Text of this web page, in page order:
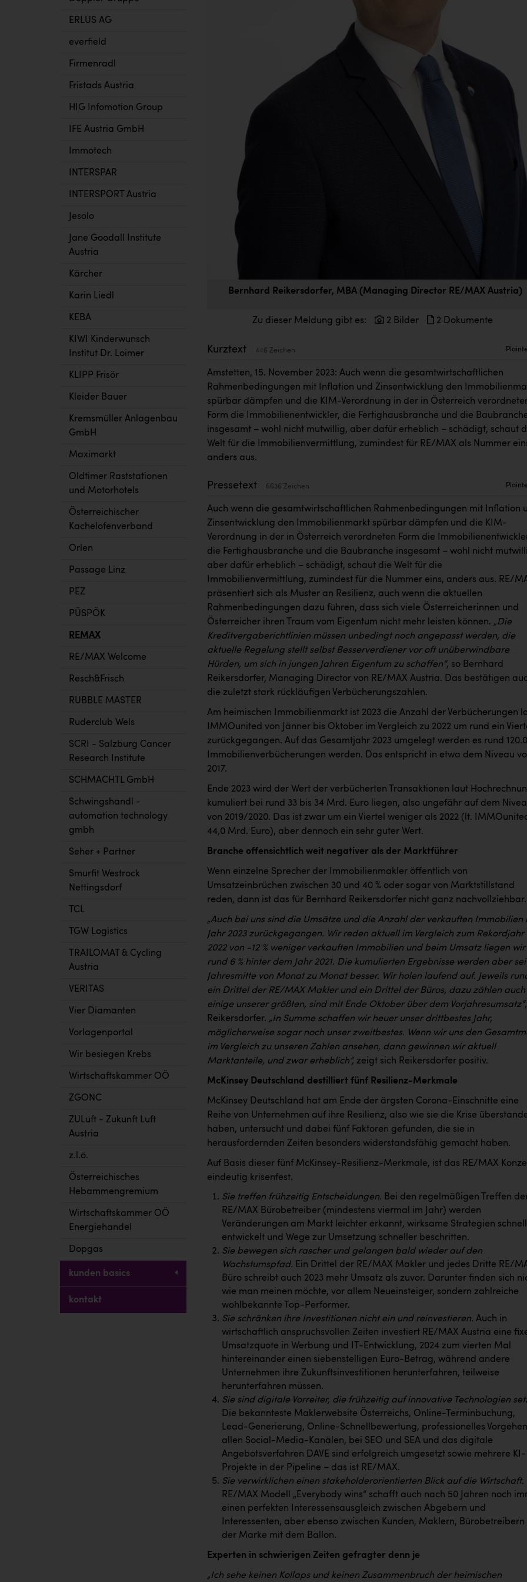
ERLUS AG
everfield
Firmenradl
Fristads Austria
HIG Infomotion Group
IFE Austria GmbH
Immotech
INTERSPAR
INTERSPORT Austria
Jesolo
Jane Goodall Institute
Austria
Kärcher
Karin Liedl
KEBA
KIWI Kinderwunsch
Institut Dr. Loimer
KLIPP Frisör
Kleider Bauer
Kremsmüller Anlagenbau
GmbH
Maximarkt
Oldtimer Raststationen
und Motorhotels
Österreichischer
Kachelofenverband
Orlen
Passage Linz
PEZ
PÜSPÖK
REMAX
RE/MAX Welcome
Resch&Frisch
RUBBLE MASTER
Ruderclub Wels
SCRI - Salzburg Cancer
Research Institute
SCHMACHTL GmbH
Schwingshandl -
automation technology
gmbh
Seher + Partner
Smurfit Westrock
Nettingsdorf
TCL
TGW Logistics
TRAILOMAT & Cycling
Austria
VERITAS
Vier Diamanten
Vorlagenportal
Wir besiegen Krebs
Wirtschaftskammer OÖ
ZGONC
ZULuft - Zukunft Luft
Austria
z.l.ö.
Österreichisches
Hebammengremium
Wirtschaftskammer OÖ
Energiehandel
Dopgas
kunden basics
kontakt
Bernhard Reikersdorfer, MBA (Managing Director RE/MAX Austria)
Zu dieser Meldung gibt es: 2 Bilder 2 Dokumente
Kurztext 446 Zeichen
Amstetten, 15. November 2023: Auch wenn die gesamtwirtschaftlichen
Rahmenbedingungen mit Inflation und Zinsentwicklung den
spürbar dämpfen und die KIM-Verordnung in der in Österreich
Form die Immobilienentwickler, die Fertighausbranche und die
insgesamt – wohl nicht mutwillig, aber dafür erheblich – schädigt, schaut
Welt für die Immobilienvermittlung, zumindest für RE/MAX als Nummer
anders aus.
Pressetext 6636 Zeichen
Auch wenn die gesamtwirtschaftlichen Rahmenbedingungen mit Inflation
Zinsentwicklung den Immobilienmarkt spürbar dämpfen und die KIM-
Verordnung in der in Österreich verordneten Form die
die Fertighausbranche und die Baubranche insgesamt – wohl nicht
aber dafür erheblich – schädigt, schaut die Welt für die
Immobilienvermittlung, zumindest für die Nummer eins, anders aus. RE/
präsentiert sich als Muster an Resilienz, auch wenn die aktuellen
Rahmenbedingungen dazu führen, dass sich viele Österreicherinnen und
Österreicher ihren Traum vom Eigentum nicht mehr leisten können. „Die
Kreditvergaberichtlinien müssen unbedingt noch angepasst werden, die
aktuelle Regelung stellt selbst Besserverdiener vor oft unüberwindbare
Hürden, um sich in jungen Jahren Eigentum zu schaffen“, so Bernhard
Reikersdorfer, Managing Director von RE/MAX Austria. Das bestätigen
die zuletzt stark rückläufigen Verbücherungszahlen.
Am heimischen Immobilienmarkt ist 2023 die Anzahl der Verbücherungen
IMMOunited von Jänner bis Oktober im Vergleich zu 2022 um rund ein
zurückgegangen. Auf das Gesamtjahr 2023 umgelegt werden es rund
Immobilienverbücherungen werden. Das entspricht in etwa dem Niveau
2017.
Ende 2023 wird der Wert der verbücherten Transaktionen laut
kumuliert bei rund 33 bis 34 Mrd. Euro liegen, also ungefähr auf dem
von 2019/2020. Das ist zwar um ein Viertel weniger als 2022 (lt.
44,0 Mrd. Euro), aber dennoch ein sehr guter Wert.
Branche offensichtlich weit negativer als der Marktführer
Wenn einzelne Sprecher der Immobilienmakler öffentlich von
Umsatzeinbrüchen zwischen 30 und 40 % oder sogar von Marktstillstand
reden, dann ist das für Bernhard Reikersdorfer nicht ganz nachvollziehbar.
„Auch bei uns sind die Umsätze und die Anzahl der verkauften Immobilien
Jahr 2023 zurückgegangen. Wir reden aktuell im Vergleich zum Rekordjahr
2022 von -12 % weniger verkauften Immobilien und beim Umsatz liegen wir
rund 6 % hinter dem Jahr 2021. Die kumulierten Ergebnisse werden aber
Jahresmitte von Monat zu Monat besser. Wir holen laufend auf. Jeweils
ein Drittel der RE/MAX Makler und ein Drittel der Büros, dazu zählen auch
einige unserer größten, sind mit Ende Oktober über dem Vorjahresumsatz“
Reikersdorfer. „In Summe schaffen wir heuer unser drittbestes Jahr,
möglicherweise sogar noch unser zweitbestes. Wenn wir uns den
im Vergleich zu unseren Zahlen ansehen, dann gewinnen wir aktuell
Marktanteile, und zwar erheblich“, zeigt sich Reikersdorfer positiv.
McKinsey Deutschland destilliert fünf Resilienz-Merkmale
McKinsey Deutschland hat am Ende der ärgsten Corona-Einschnitte eine
Reihe von Unternehmen auf ihre Resilienz, also wie sie die Krise
haben, untersucht und dabei fünf Faktoren gefunden, die sie in
herausfordernden Zeiten besonders widerstandsfähig gemacht haben.
Auf Basis dieser fünf McKinsey-Resilienz-Merkmale, ist das RE/MAX
eindeutig krisenfest.
Sie treffen frühzeitig Entscheidungen. Bei den regelmäßigen Treffen
RE/MAX Bürobetreiber (mindestens viermal im Jahr) werden
Veränderungen am Markt leichter erkannt, wirksame Strategien
entwickelt und Wege zur Umsetzung schneller beschritten.
Sie bewegen sich rascher und gelangen bald wieder auf den
Wachstumspfad. Ein Drittel der RE/MAX Makler und jedes Dritte RE/
Büro schreibt auch 2023 mehr Umsatz als zuvor. Darunter finden sich
wie man meinen möchte, vor allem Neueinsteiger, sondern zahlreiche
wohlbekannte Top-Performer.
Sie schränken ihre Investitionen nicht ein und reinvestieren. Auch in
wirtschaftlich anspruchsvollen Zeiten investiert RE/MAX Austria eine
Umsatzquote in Werbung und IT-Entwicklung, 2024 zum vierten Mal
hintereinander einen siebenstelligen Euro-Betrag, während andere
Unternehmen ihre Zukunftsinvestitionen herunterfahren, teilweise
herunterfahren müssen.
Sie sind digitale Vorreiter, die frühzeitig auf innovative Technologien
Die bekannteste Maklerwebsite Österreichs, Online-Terminbuchung,
Lead-Generierung, Online-Schnellbewertung, professionelles
allen Social-Media-Kanälen, bei SEO und SEA und das digitale
Angebotsverfahren DAVE sind erfolgreich umgesetzt sowie mehrere KI-
Projekte in der Pipeline – das ist RE/MAX.
Sie verwirklichen einen stakeholderorientierten Blick auf die Wirtschaft.
RE/MAX Modell „Everybody wins“ schafft auch nach 50 Jahren noch
einen perfekten Interessensausgleich zwischen Abgebern und
Interessenten, aber ebenso zwischen Kunden, Maklern, Bürobetreibern
der Marke mit dem Ballon.
Experten in schwierigen Zeiten gefragter denn je
„Ich sehe keinen Kollaps und keinen Zusammenbruch der heimischen